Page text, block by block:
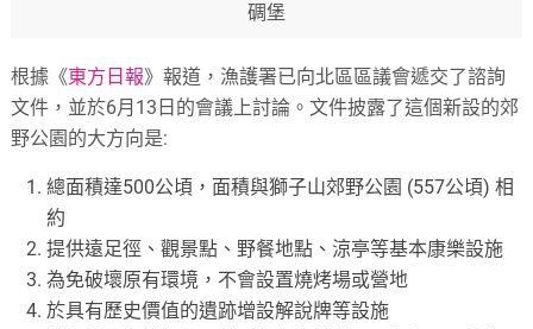
碉堡
根據《東方日報》報道，漁護署已向北區區議會遞交了諮詢
文件，並於6月13日的會議上討論。文件披露了這個新設的郊
野公園的大方向是:
總面積達500公頃，面積與獅子山郊野公園 (557公頃) 相
約
提供遠足徑、觀景點、野餐地點、涼亭等基本康樂設施
為免破壞原有環境，不會設置燒烤場或營地
於具有歷史價值的遺跡增設解說牌等設施